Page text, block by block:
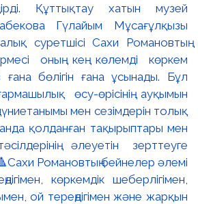
Құттықтау хатын музей
Гүлайым Мұсағұлқызы
суретшісі Сахи Романовтың
оның кең көлемді көркем
ғана бөлігін ғана ұсынады. Бұл
өсу-өрісінің ауқымын
мен сезімдерін толық
қолданған тақырыптары мен
әлеуетін зерттеуге
Романовтың бейнелер әлемі
көркемдік шеберлігімен,
ой тереңдігімен және жарқын